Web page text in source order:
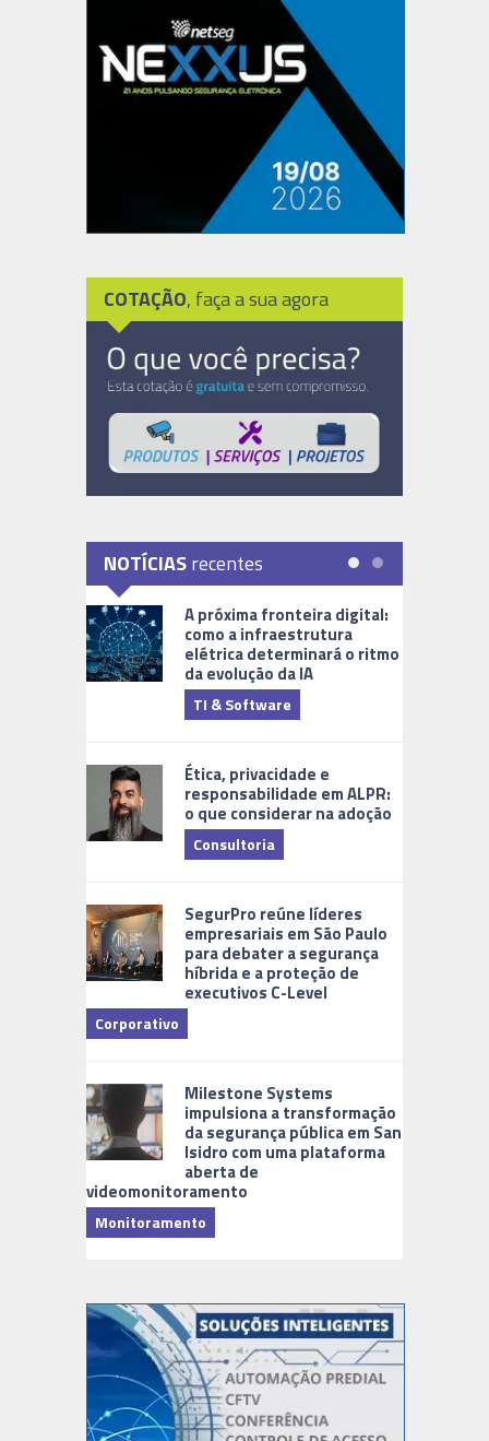
COTAÇÃO, faça a sua agora
NOTÍCIASrecentes
A próxima fronteira digital:
como a infraestrutura
elétrica determinará o ritmo
da evolução da IA
TI & Software
Ética, privacidade e
responsabilidade em ALPR:
o que considerar na adoção
Consultoria
SegurPro reúne líderes
empresariais em São Paulo
para debater a segurança
híbrida e a proteção de
executivos C-Level
Corporativo
Milestone Systems
impulsiona a transformação
da segurança pública em San
Isidro com uma plataforma
aberta de
videomonitoramento
Monitoramento